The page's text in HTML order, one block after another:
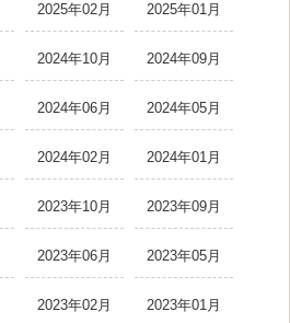
2025年02月 2025年01月
2024年10月 2024年09月
2024年06月 2024年05月
2024年02月 2024年01月
2023年10月 2023年09月
2023年06月 2023年05月
2023年02月 2023年01月